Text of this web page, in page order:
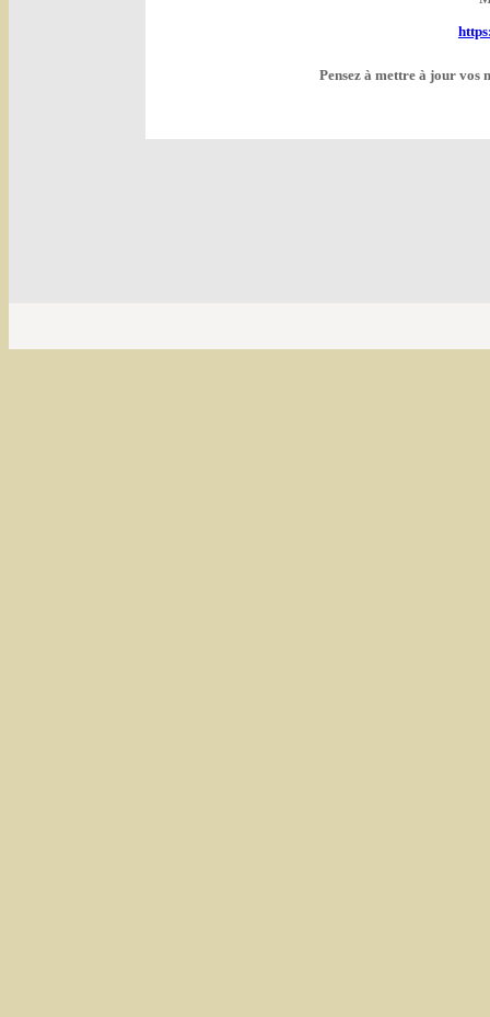
Pensez à mettre à jour vos